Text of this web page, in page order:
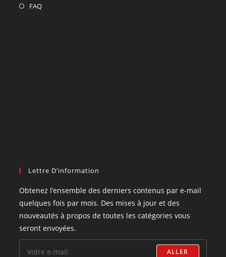
FAQ
Lettre D’information
Obtenez l’ensemble des derniers contenus par e-mail
quelques fois par mois. Des mises à jour et des
nouveautés à propos de toutes les catégories vous
seront envoyées.
ALLER